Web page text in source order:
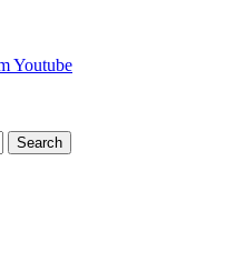
Youtube
Search